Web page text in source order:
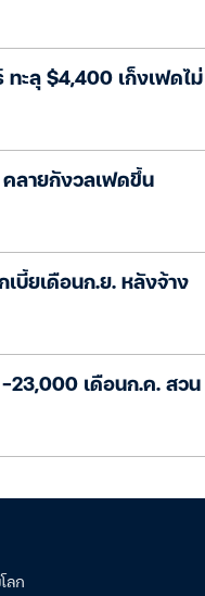
ะลุ $4,400 เก็งเฟดไม่
คลายกังวลเฟดขึ้น
บี้ยเดือนก.ย. หลังจ้าง
-23,000 เดือนก.ค. สวน
ลก